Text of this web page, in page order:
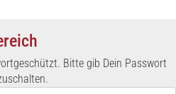
Bitte gib Dein Passwort